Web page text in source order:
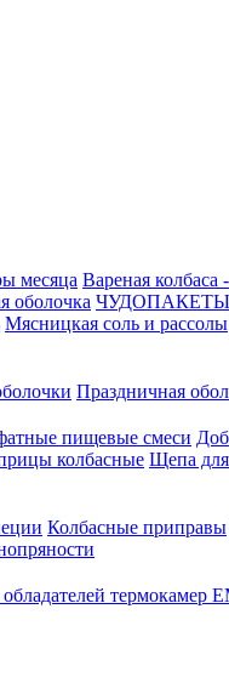
месяца Вареная колбаса
ЧУДОПАКЕТЫ
Мясницкая соль и рассолы
Праздничная
пищевые смеси
колбасные Щепа
Колбасные приправы
обладателей